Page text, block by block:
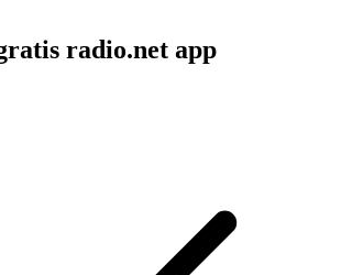
radio.net app